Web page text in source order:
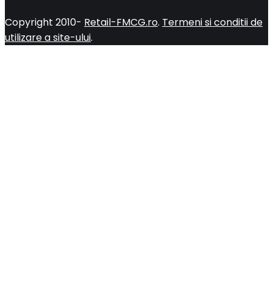
Copyright 2010- Retail-FMCG.ro. Termeni si conditii de
utilizare a site-ului.